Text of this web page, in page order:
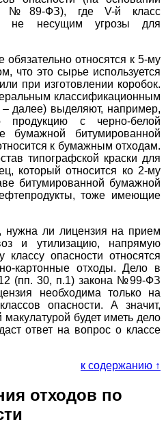
№89-ФЗ), где V-й класс
не несущим угрозы для
обязательно относятся к 5-му
что это сырье используется
при изготовлении коробок.
классификационным
далее) выделяют, например,
продукцию с черно-белой
бумажной битумированной
к бумажным отходам.
типографской краски для
который относится ко 2-му
битумированной бумажной
тоже имеющие
нужна ли лицензия на прием
и утилизацию, напрямую
классу опасности относятся
картонные отходы. Дело в
12 (пп. 30, п.1) закона №99-ФЗ
необходима только на
опасности. А значит,
макулатурой будет иметь дело
ответ на вопрос о классе
к содержанию ↑
отходов по